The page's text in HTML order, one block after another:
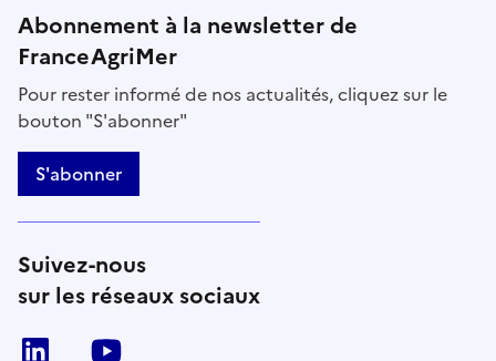
Abonnement à la newsletter de
FranceAgriMer
Pour rester informé de nos actualités, cliquez sur le
bouton "S'abonner"
S'abonner
Suivez-nous
sur les réseaux sociaux
Linkedin